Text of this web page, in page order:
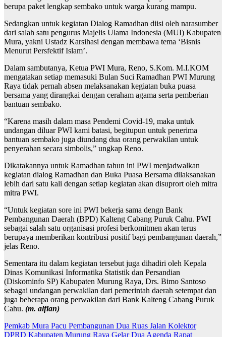
berupa paket lengkap sembako untuk warga kurang mampu.
Sedangkan untuk kegiatan Dialog Ramadhan diisi oleh narasumber
dari salah satu pengurus Majelis Ulama Indonesia (MUI) Kabupaten
Mura, yakni Ustadz Karsihasi dengan membawa tema ‘Bisnis
Menurut Persfektif Islam’.
Dalam sambutanya, Ketua PWI Mura, Reno, S.Kom. M.I.KOM
mengatakan setiap memasuki Bulan Suci Ramadhan PWI Murung
Raya tidak pernah absen melaksanakan kegiatan buka puasa
bersama yang dirangkai dengan ceraham agama serta pemberian
bantuan sembako.
“Karena masih dalam masa Pendemi Covid-19, maka untuk
undangan diluar PWI kami batasi, begitupun untuk penerima
bantuan sembako juga diundang dua orang perwakilan untuk
penyerahan secara simbolis,” ungkap Reno.
Dikatakannya untuk Ramadhan tahun ini PWI menjadwalkan
kegiatan dialog Ramadhan dan Buka Puasa Bersama dilaksanakan
lebih dari satu kali dengan setiap kegiatan akan disuprort oleh mitra
mitra PWI.
“Untuk kegiatan sore ini PWI bekerja sama dengn Bank
Pembangunan Daerah (BPD) Kalteng Cabang Puruk Cahu. PWI
sebagai salah satu organisasi profesi berkomitmen akan terus
berupaya memberikan kontribusi positif bagi pembangunan daerah,”
jelas Reno.
Sementara itu dalam kegiatan tersebut juga dihadiri oleh Kepala
Dinas Komunikasi Informatika Statistik dan Persandian
(Diskominfo SP) Kabupaten Murung Raya, Drs. Bimo Santoso
sebagai undangan perwakilan dari pemerintah daerah setempat dan
juga beberapa orang perwakilan dari Bank Kalteng Cabang Puruk
Cahu. (m. alfian)
Navigasi
Pemkab Mura Pacu Pembangunan Dua Ruas Jalan Kolektor
DPRD Kabupaten Murung Raya Gelar Dua Agenda Rapat